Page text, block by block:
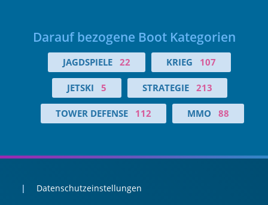
Darauf bezogene Boot Kategorien
JAGDSPIELE 22 KRIEG 107
JETSKI 5 STRATEGIE 213
TOWER DEFENSE 112 MMO 88
Datenschutzeinstellungen